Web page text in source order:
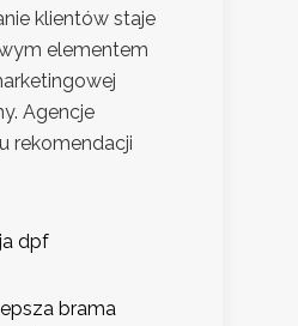
klientów staje
elementem
Agencje
rekomendacji
dpf
brama